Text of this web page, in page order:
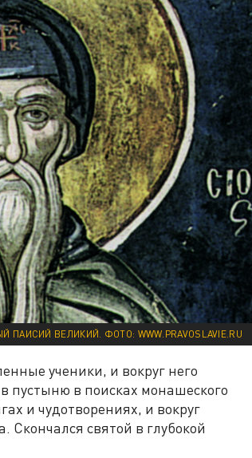
ПАИСИЙ ВЕЛИКИЙ. ФОТО: WWW.PRAVOSLAVIE.RU
ученики, и вокруг него
пустыню в поисках монашеского
и чудотворениях, и вокруг
Скончался святой в глубокой